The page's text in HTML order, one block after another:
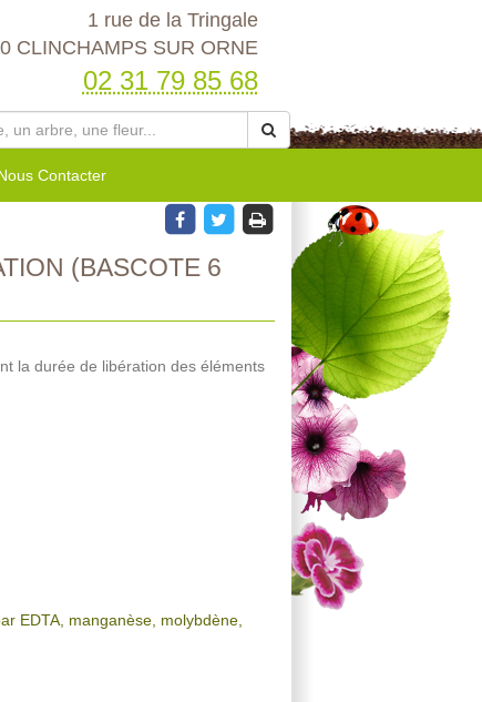
1 rue de la Tringale
CLINCHAMPS SUR ORNE
02 31 79 85 68
Contacter
(BASCOTE 6
la durée de libération des éléments
EDTA, manganèse, molybdène,